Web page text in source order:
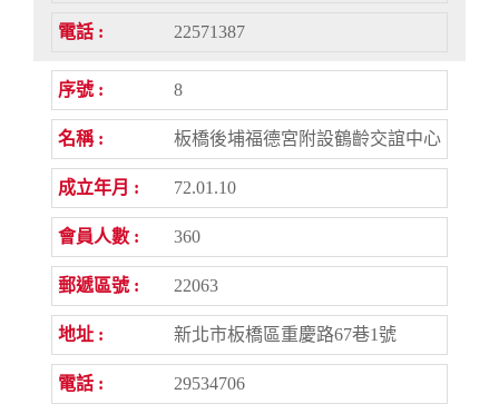
22571387
8
板橋後埔福德宮附設鶴齡交誼中心
72.01.10
360
22063
新北市板橋區重慶路67巷1號
29534706